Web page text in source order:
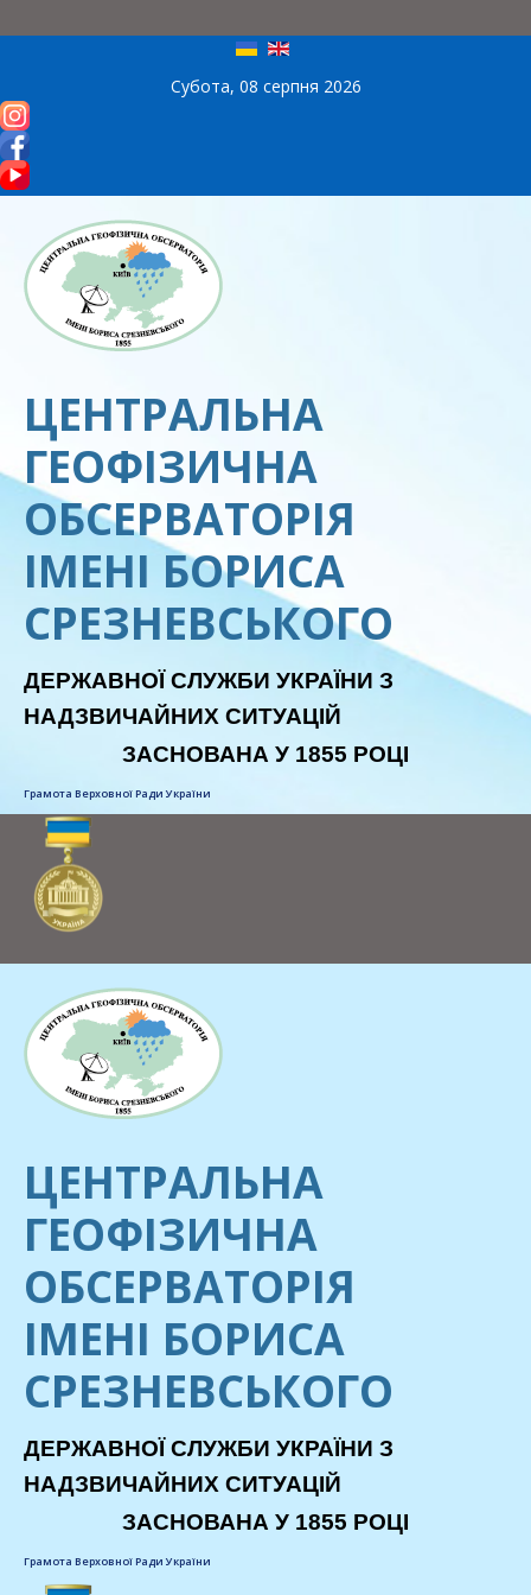
Субота, 08 серпня 2026
ЦЕНТРАЛЬНА
ГЕОФІЗИЧНА
ОБСЕРВАТОРІЯ
ІМЕНІ БОРИСА
СРЕЗНЕВСЬКОГО
ДЕРЖАВНОЇ СЛУЖБИ УКРАЇНИ З
НАДЗВИЧАЙНИХ СИТУАЦІЙ
ЗАСНОВАНА У 1855 РОЦІ
Грамота Верховної Ради України
ЦЕНТРАЛЬНА
ГЕОФІЗИЧНА
ОБСЕРВАТОРІЯ
ІМЕНІ БОРИСА
СРЕЗНЕВСЬКОГО
ДЕРЖАВНОЇ СЛУЖБИ УКРАЇНИ З
НАДЗВИЧАЙНИХ СИТУАЦІЙ
ЗАСНОВАНА У 1855 РОЦІ
Грамота Верховної Ради України